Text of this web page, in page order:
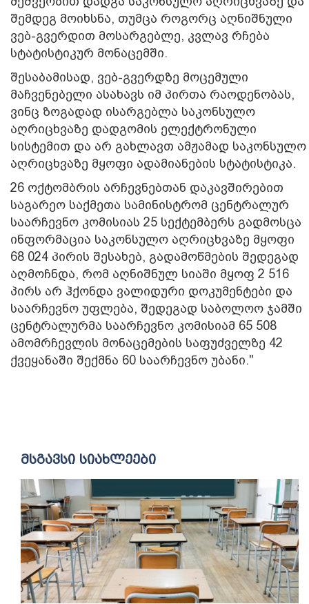
შემდეგ მოიხსნა, თუმცა როგორც აღნიშნული
ვებ-გვერდით მოსარგებლე, კვლავ რჩება
სტატისტიკურ მონაცემში.
შესაბამისად, ვებ-გვერდზე მოცემული
მაჩვენებელი ასახავს იმ პირთა რაოდენობას,
ვინც ზოგადად ისარგებლა საკონსულო
აღრიცხვაზე დადგომის ელექტრონული
სისტემით და არ გახლავთ ამჟამად საკონსულო
აღრიცხვაზე მყოფი ადამიანების სტატისტიკა.
26 ოქტომბრის არჩევნებთან დაკავშირებით
საგარეო საქმეთა სამინისტრომ ცენტრალურ
საარჩევნო კომისიას 25 სექტემბერს გადმოსცა
ინფორმაცია საკონსულო აღრიცხვაზე მყოფი
68 024 პირის შესახებ, გადამოწმების შედეგად
აღმოჩნდა, რომ აღნიშნულ სიაში მყოფ 2 516
პირს არ ჰქონდა ვალიდური დოკუმენტები და
საარჩევნო უფლება, შედეგად საბოლოო ჯამში
ცენტრალურმა საარჩევნო კომისიამ 65 508
ამომრჩევლის მონაცემების საფუძველზე 42
ქვეყანაში შექმნა 60 საარჩევნო უბანი."
მსგავსი სიახლეები